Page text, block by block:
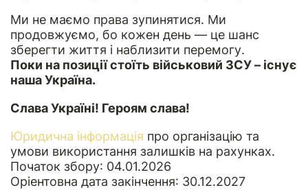
Ми не маємо права зупинятися. Ми
продовжуємо, бо кожен день — це шанс
зберегти життя і наблизити перемогу.
Поки на позиції стоїть військовий ЗСУ – існує
наша Україна.
Слава Україні! Героям слава!
Юридична інформація про організацію та
умови використання залишків на рахунках.
Початок збору: 04.01.2026
Оріентовна дата закінчення: 30.12.2027